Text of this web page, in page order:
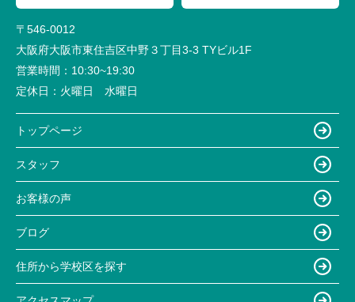
〒546-0012
大阪府大阪市東住吉区中野３丁目3-3 TYビル1F
営業時間： 10:30~19:30
定休日： 火曜日 水曜日
トップページ
スタッフ
お客様の声
ブログ
住所から学校区を探す